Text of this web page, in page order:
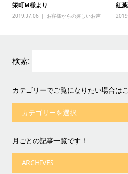
栄町Ｍ様より
2019.07.06 お客様からの嬉しいお声
紅
検索:
カテゴリーでご覧になりたい場合は
月ごとの記事一覧です！